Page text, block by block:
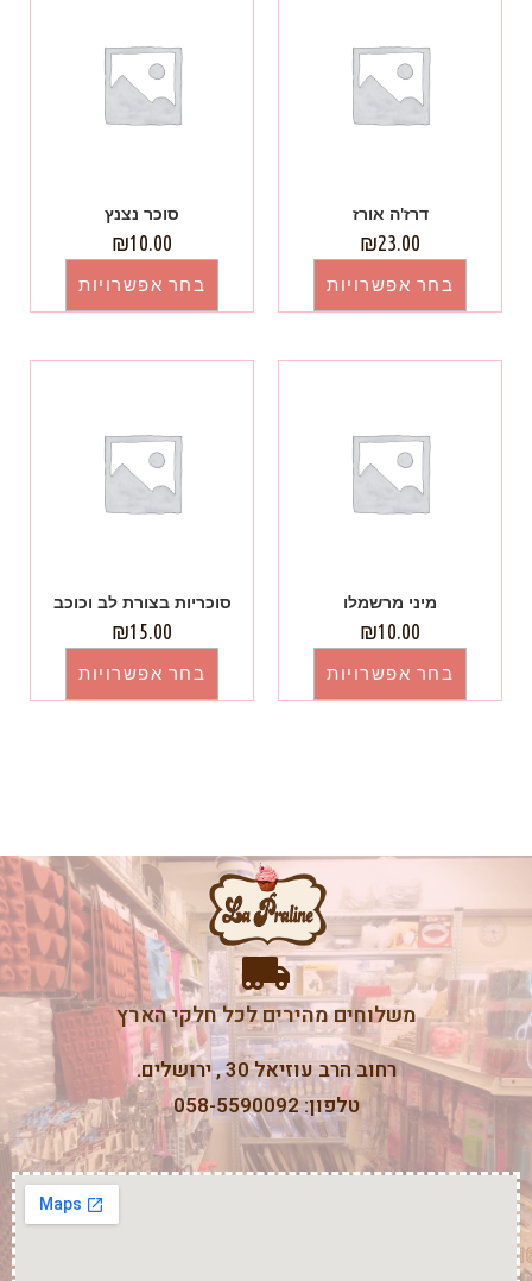
דרז'ה אורז
₪23.00
בחר אפשרויות
סוכר נצנץ
₪10.00
בחר אפשרויות
מיני מרשמלו
₪10.00
בחר אפשרויות
סוכריות בצורת לב וכוכב
₪15.00
בחר אפשרויות
משלוחים מהירים לכל חלקי הארץ
רחוב הרב עוזיאל 30 , ירושלים.
טלפון: 058-5590092